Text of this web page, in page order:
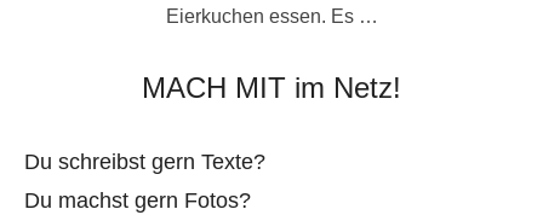
Eierkuchen essen. Es …
MACH MIT im Netz!
Du schreibst gern Texte?
Du machst gern Fotos?